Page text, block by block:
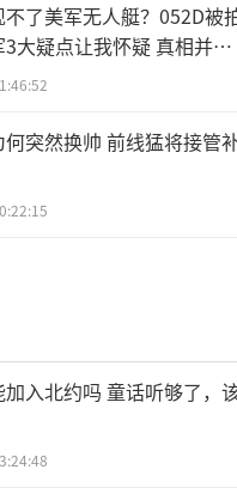
了美军无人艇？052D被
大疑点让我怀疑 真相并非
突然换帅 前线猛将接管
入北约吗 童话听够了，